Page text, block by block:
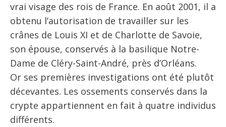
vrai visage des rois de France. En août 2001, il a
obtenu l’autorisation de travailler sur les
crânes de Louis XI et de Charlotte de Savoie,
son épouse, conservés à la basilique Notre-
Dame de Cléry-Saint-André, près d’Orléans.
Or ses premières investigations ont été plutôt
décevantes. Les ossements conservés dans la
crypte appartiennent en fait à quatre individus
différents.